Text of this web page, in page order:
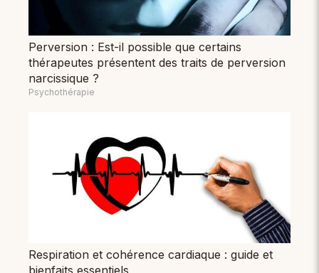
Perversion : Est-il possible que certains
thérapeutes présentent des traits de perversion
narcissique ?
Psychothérapie
Respiration et cohérence cardiaque : guide et